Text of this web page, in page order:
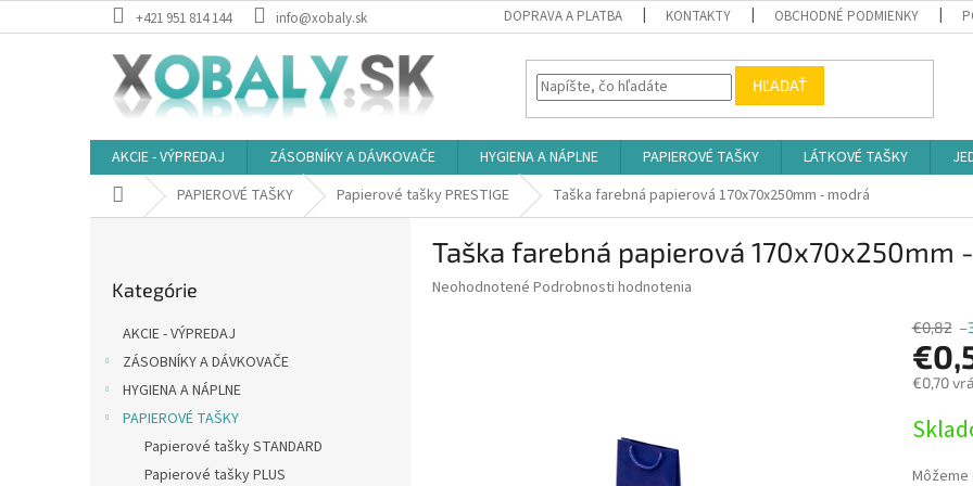
na
+421 951 814 144 info@xobaly.sk DOPRAVA A PLATBA KONTAKTY OBCHODNÉ PODMIENKY
HĽADAŤ
AKCIE - VÝPREDAJ ZÁSOBNÍKY A DÁVKOVAČE HYGIENA A NÁPLNE PAPIEROVÉ TAŠKY LÁTKOVÉ TAŠKY
DomovPAPIEROVÉ TAŠKY Papierové tašky PRESTIGE Taška farebná papierová 170x70x250mm - modrá
kategórie
Kategórie
AKCIE - VÝPREDAJ
ZÁSOBNÍKY A DÁVKOVAČE
HYGIENA A NÁPLNE
PAPIEROVÉ TAŠKY
Papierové tašky STANDARD
Papierové tašky PLUS
Taška farebná papierová 170x70x250mm
Priemerné
Neohodnotené Podrobnosti hodnotenia
€0,82
€0,70
cena: